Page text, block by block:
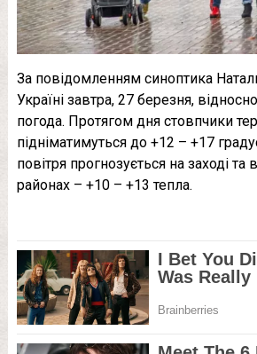
За повідомленням синоптика
Україні завтра, 27 березня,
погода. Протягом дня стовпчики
підніматимуться до +12 – +17
повітря прогнозується на заході
районах – +10 – +13 тепла.